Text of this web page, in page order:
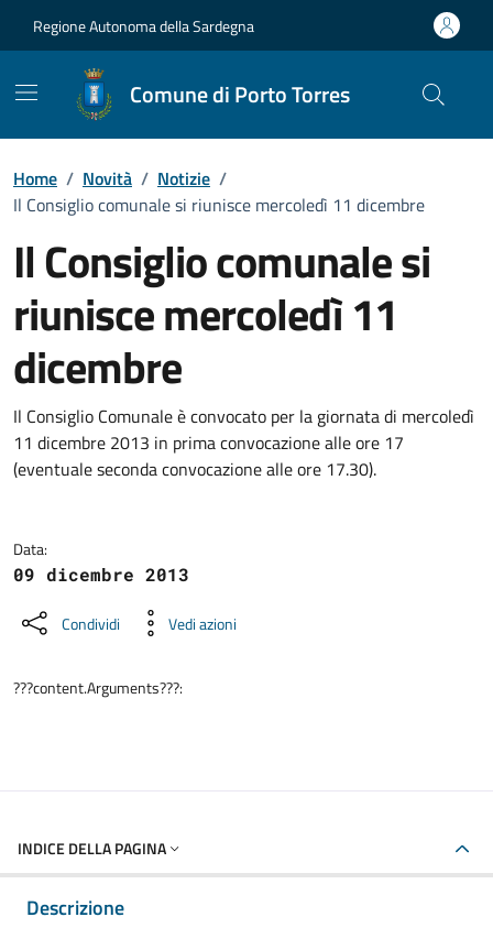
Regione Autonoma della Sardegna
Comune di Porto Torres
Home / Novità / Notizie /
Il Consiglio comunale si riunisce mercoledì 11 dicembre
Il Consiglio comunale si
riunisce mercoledì 11
dicembre
Dettagli della notizia
Il Consiglio Comunale è convocato per la giornata di mercoledì
11 dicembre 2013 in prima convocazione alle ore 17
(eventuale seconda convocazione alle ore 17.30).
Data:
09 dicembre 2013
Condividi Vedi azioni
???content.Arguments???:
INDICE DELLA PAGINA
Descrizione